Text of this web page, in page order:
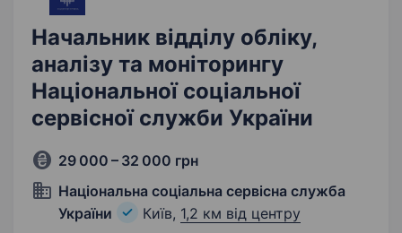
Начальник відділу обліку,
аналізу та моніторингу
Національної соціальної
сервісної служби України
29 000 – 32 000 грн
Національна соціальна сервісна служба
України
Київ, 1,2 км від центру